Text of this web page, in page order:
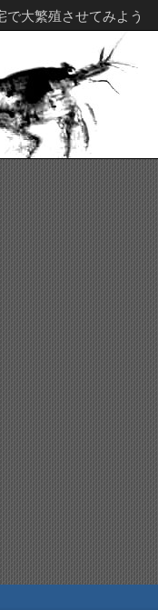
で大繁殖させてみよう